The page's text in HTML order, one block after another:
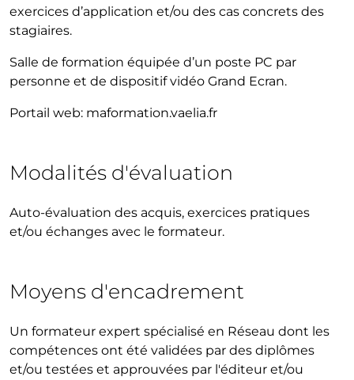
exercices d’application et/ou des cas concrets des
stagiaires.
Salle de formation équipée d’un poste PC par
personne et de dispositif vidéo Grand Ecran.
Portail web: maformation.vaelia.fr
Modalités d'évaluation
Auto-évaluation des acquis, exercices pratiques
et/ou échanges avec le formateur.
Moyens d'encadrement
Un formateur expert spécialisé en Réseau dont les
compétences ont été validées par des diplômes
et/ou testées et approuvées par l'éditeur et/ou